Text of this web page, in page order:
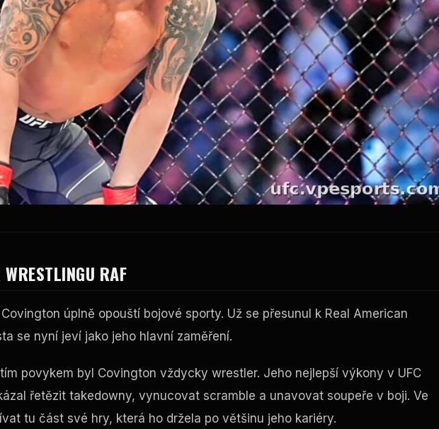
RAF
úplně opouští bojové sporty. Už se přesunul k Real American
se nyní jeví jako jeho hlavní zaměření.
povykem byl Covington vždycky wrestler. Jeho nejlepší výkony v UFC
řetězit takedowny, vynucovat scramble a unavovat soupeře v boji. Ve
tu část své hry, která ho držela po většinu jeho kariéry.